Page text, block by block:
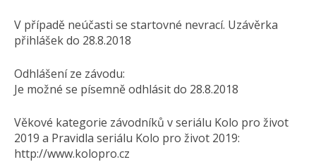
V případě neúčasti se startovné nevrací. Uzávěrka
přihlášek do 28.8.2018
Odhlášení ze závodu:
Je možné se písemně odhlásit do 28.8.2018
Věkové kategorie závodníků v seriálu Kolo pro život
2019 a Pravidla seriálu Kolo pro život 2019:
http://www.kolopro.cz